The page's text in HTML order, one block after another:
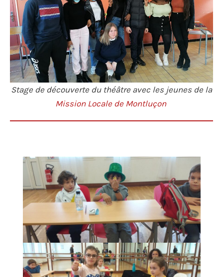
Stage de découverte du théâtre avec les jeunes de la
Mission Locale de Montluçon